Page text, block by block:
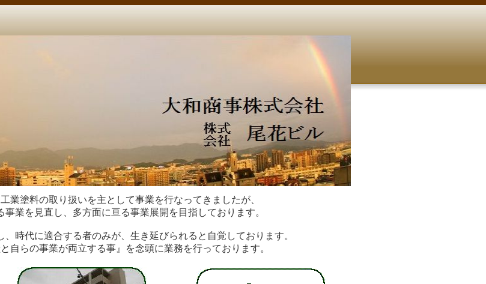
業塗料の取り扱いを主として事業を行なってきましたが、
事業を見直し、多方面に亘る事業展開を目指しております。
時代に適合する者のみが、生き延びられると自覚しております。
自らの事業が両立する事』を念頭に業務を行っております。